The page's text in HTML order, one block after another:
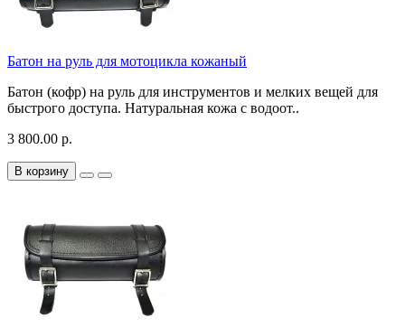
Батон на руль для мотоцикла кожаный
Батон (кофр) на руль для инструментов и мелких вещей для
быстрого доступа. Натуральная кожа с водоот..
3 800.00 р.
В корзину